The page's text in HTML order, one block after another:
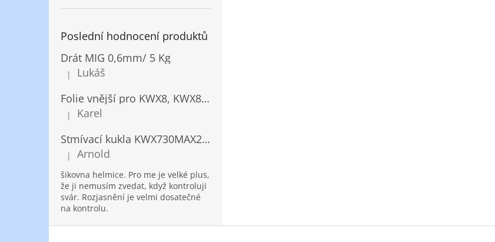
Poslední hodnocení produktů
Drát MIG 0,6mm/ 5 Kg
Hodnocení produktu je 5 z 5 hvězdiček.
|
Lukáš
Folie vnější pro KWX8, KWX820/ 10ks
Hodnocení produktu je 5 z 5 hvězdiček.
|
Karel
Stmívací kukla KWX730MAX2,5!® + NANOClean
Hodnocení produktu je 5 z 5 hvězdiček.
| Arnold
šikovna helmice. Pro me je velké plus,
že ji nemusím zvedat, když kontroluji
svár. Rozjasnění je velmi dosatečné
na kontrolu.